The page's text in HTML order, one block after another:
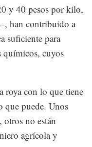
y 40 pesos por kilo,
han contribuido a
suficiente para
químicos, cuyos
roya con lo que tiene
que puede. Unos
otros no están
agrícola y